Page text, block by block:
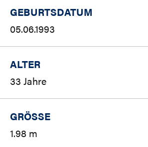
GEBURTSDATUM
05.06.1993
ALTER
33 Jahre
GRÖSSE
1.98 m